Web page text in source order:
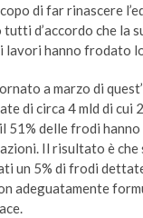
di far rinascere
d’accordo che la
lavori hanno frodato
a marzo di
di circa 4 mld di cui
delle frodi
Il risultato è
un 5% di frodi
adeguatamente